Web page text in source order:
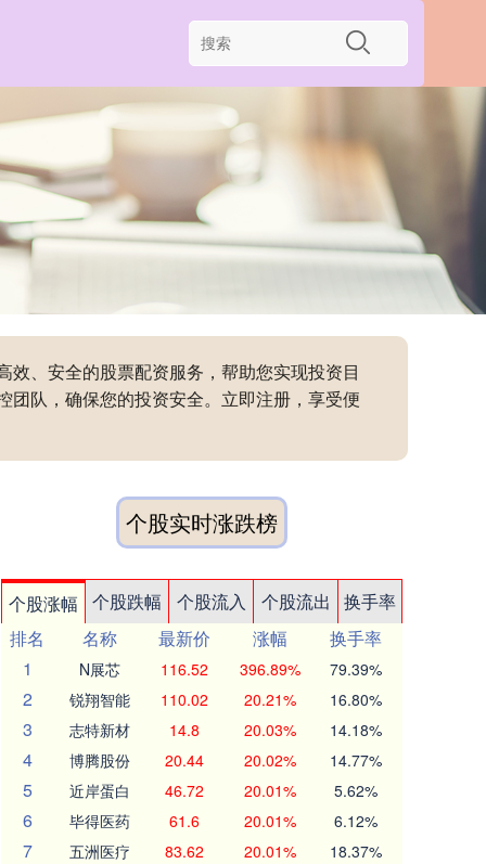
、安全的股票配资服务，帮助您实现投资目
队，确保您的投资安全。立即注册，享受便
个股实时涨跌榜
个股涨幅 个股跌幅 个股流入 个股流出
换手率
排名
名称 最新价 涨幅
换手率
1
N展芯 116.52 396.89% 79.39%
2 锐翔智能 110.02 20.21% 16.80%
3 志特新材 14.8 20.03% 14.18%
4 博腾股份 20.44 20.02% 14.77%
5 近岸蛋白 46.72 20.01% 5.62%
6 毕得医药 61.6 20.01% 6.12%
7 五洲医疗 83.62 20.01% 18.37%